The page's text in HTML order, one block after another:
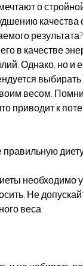
о
в качестве
Однако, но и
весом.
приводит к
правильную
необходимо
Не
веса.